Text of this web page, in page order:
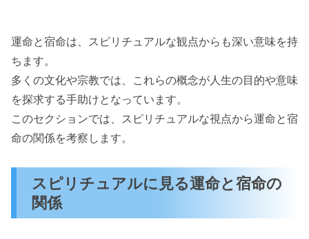
運命と宿命は、スピリチュアルな観点からも深い意味を持
ちます。
多くの文化や宗教では、これらの概念が人生の目的や意味
を探求する手助けとなっています。
このセクションでは、スピリチュアルな視点から運命と宿
命の関係を考察します。
スピリチュアルに見る運命と宿命の
関係